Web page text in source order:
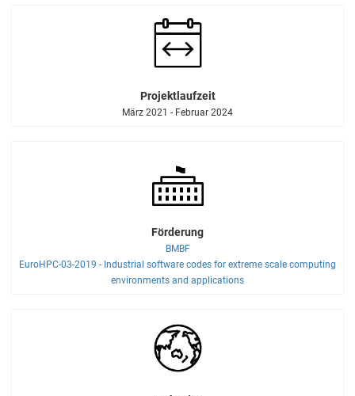
Projektlaufzeit
März 2021 - Februar 2024
Förderung
BMBF
EuroHPC-03-2019 - Industrial software codes for extreme scale computing
environments and applications